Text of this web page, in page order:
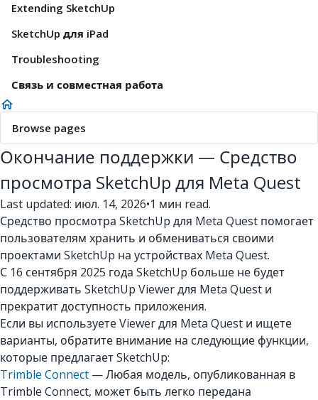
Extending SketchUp
SketchUp для iPad
Troubleshooting
Связь и совместная работа
Browse pages
Окончание поддержки — Средство
просмотра SketchUp для Meta Quest
Last updated: июл. 14, 2026•1 мин read.
Средство просмотра SketchUp для Meta Quest помогает
пользователям хранить и обмениваться своими
проектами SketchUp на устройствах Meta Quest.
С 16 сентября 2025 года SketchUp больше не будет
поддерживать SketchUp Viewer для Meta Quest и
прекратит доступность приложения.
Если вы используете Viewer для Meta Quest и ищете
варианты, обратите внимание на следующие функции,
которые предлагает SketchUp:
Trimble Connect — Любая модель, опубликованная в
Trimble Connect, может быть легко передана